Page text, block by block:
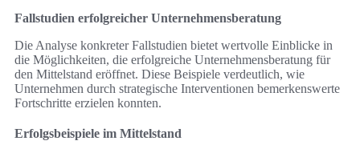
Fallstudien erfolgreicher Unternehmensberatung
Die Analyse konkreter Fallstudien bietet wertvolle Einblicke in
die Möglichkeiten, die erfolgreiche Unternehmensberatung für
den Mittelstand eröffnet. Diese Beispiele verdeutlich, wie
Unternehmen durch strategische Interventionen bemerkenswerte
Fortschritte erzielen konnten.
Erfolgsbeispiele im Mittelstand